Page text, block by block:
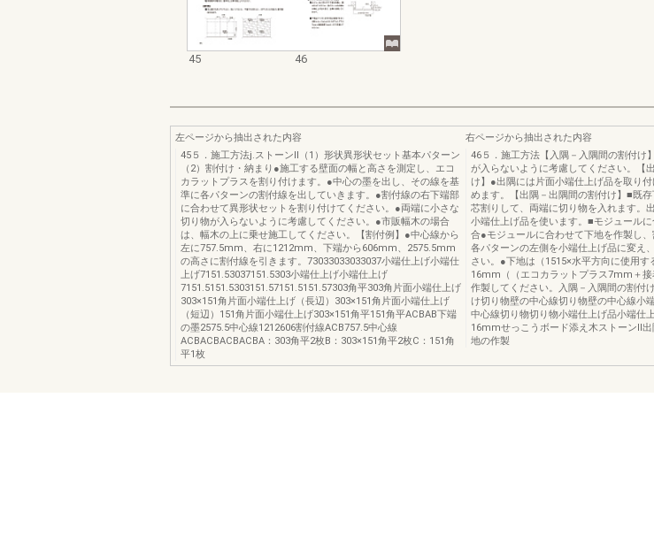
45 46
左ページから抽出された内容
45５．施工方法j.ストーンⅡ（1）形状異形状セット基本パターン
（2）割付け・納まり●施工する壁面の幅と高さを測定し、エコ
カラットプラスを割り付けます。●中心の墨を出し、その線を基
準に各パターンの割付線を出していきます。●割付線の右下端部
に合わせて異形状セットを割り付けてください。●両端に小さな
切り物が入らないように考慮してください。●市販幅木の場合
は、幅木の上に乗せ施工してください。【割付例】●中心線から
左に757.5mm、右に1212mm、下端から606mm、2575.5mm
の高さに割付線を引きます。73033033033037小端仕上げ小端仕
上げ7151.53037151.5303小端仕上げ小端仕上げ
7151.5151.5303151.57151.5151.57303角平303角片面小端仕上げ
303×151角片面小端仕上げ（長辺）303×151角片面小端仕上げ
（短辺）151角片面小端仕上げ303×151角平151角平ACBAB下端
の墨2575.5中心線1212606割付線ACB757.5中心線
ACBACBACBACBA：303角平2枚B：303×151角平2枚C：151角
平1枚
右ページから抽出された内容
46５．施工方法【入隅－入隅間の割付け
が入らないように考慮してください。【
け】●出隅には片面小端仕上げ品を取り
めます。【出隅－出隅間の割付け】■既
芯割りして、両端に切り物を入れます。
小端仕上げ品を使います。■モジュール
合●モジュールに合わせて下地を作製し、
各パターンの左側を小端仕上げ品に変え
さい。●下地は（1515×水平方向に使用す
16mm（（エコカラットプラス7mm＋
作製してください。入隅－入隅間の割付
け切り物壁の中心線切り物壁の中心線小
中心線切り物切り物小端仕上げ品小端仕
16mmせっこうボード添え木ストーンⅡ
地の作製